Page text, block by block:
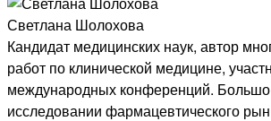
Светлана Шолохова
Кандидат медицинских наук, автор
работ по клинической медицине,
международных конференций.
исследовании фармацевтического